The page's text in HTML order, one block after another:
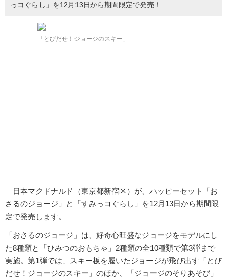
っコぐらし」を12月13日から期間限定で発売！
「とびだせ！ジョージのスキー」
日本マクドナルド（東京都新宿区）が、ハッピーセット「お
さるのジョージ」と「すみっコぐらし」を12月13日から期間限
定で発売します。
「おさるのジョージ」は、好奇心旺盛なジョージをモデルにし
た8種類と「ひみつのおもちゃ」2種類の全10種類で第3弾まで
実施。第1弾では、スキー板を履いたジョージが飛び出す「とび
だせ！ジョージのスキー」のほか、「ジョージのそりあそび」